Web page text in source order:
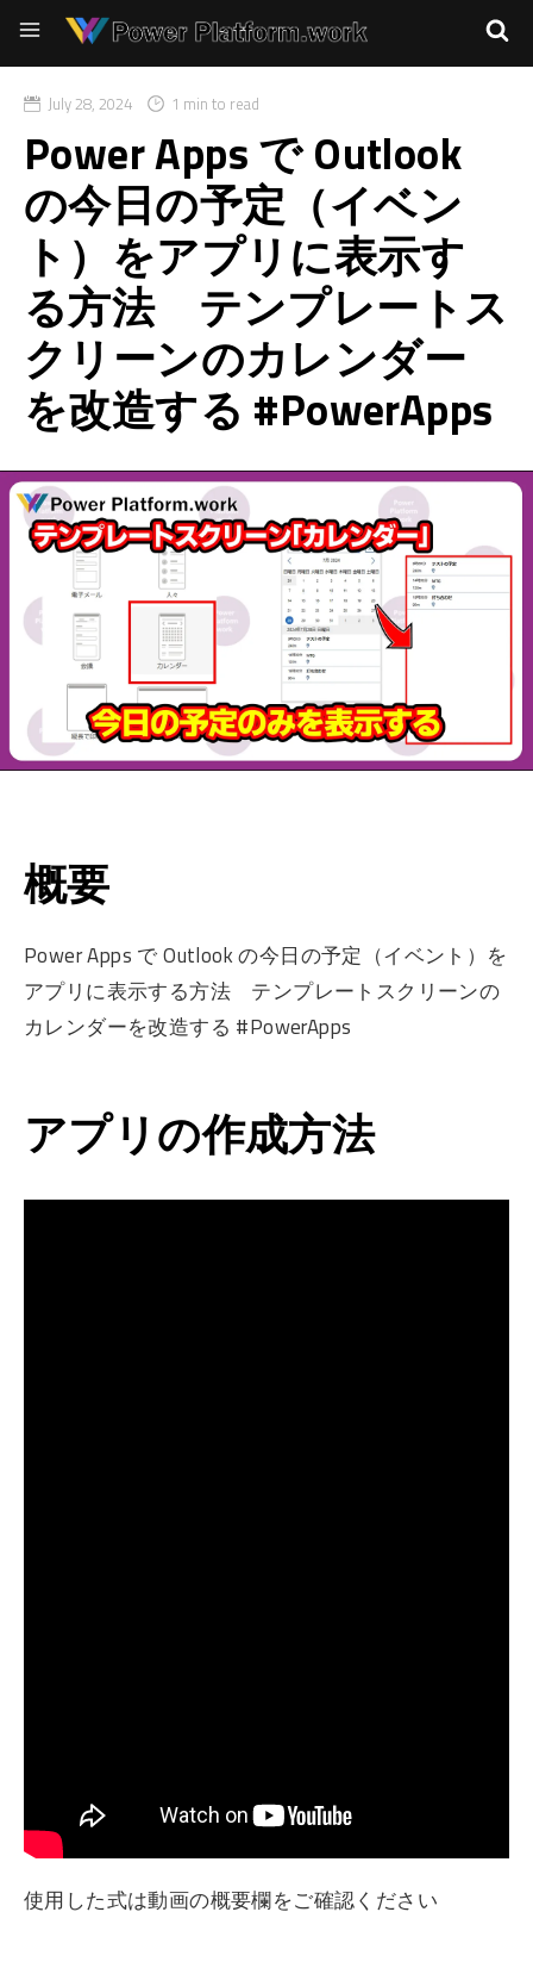
July 28, 2024 1 min to read
Power Apps で Outlook
の今日の予定（イベン
ト）をアプリに表示す
る方法 テンプレートス
クリーンのカレンダー
を改造する #PowerApps
概要
Power Apps で Outlook の今日の予定（イベント）を
アプリに表示する方法 テンプレートスクリーンの
カレンダーを改造する #PowerApps
アプリの作成方法
使用した式は動画の概要欄をご確認ください